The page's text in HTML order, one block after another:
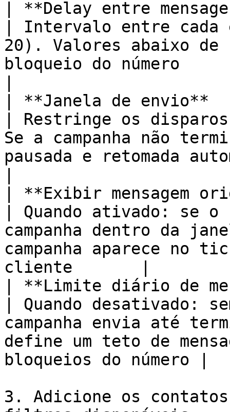
| **Delay entre
| Intervalo entre cada
20). Valores abaixo de
bloqueio do número
| **Janela de envio**
| Restringe os
Se a campanha não
pausada e retomada
| **Exibir mensagem
| Quando ativado: se
campanha dentro da
campanha aparece no
cliente       |
| **Limite diário de
| Quando desativado:
campanha envia até
define um teto de
bloqueios do número |
3. Adicione os